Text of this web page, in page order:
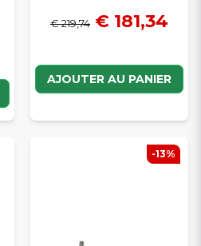
€ 219,74 € 181,34
AJOUTER AU PANIER
-13%